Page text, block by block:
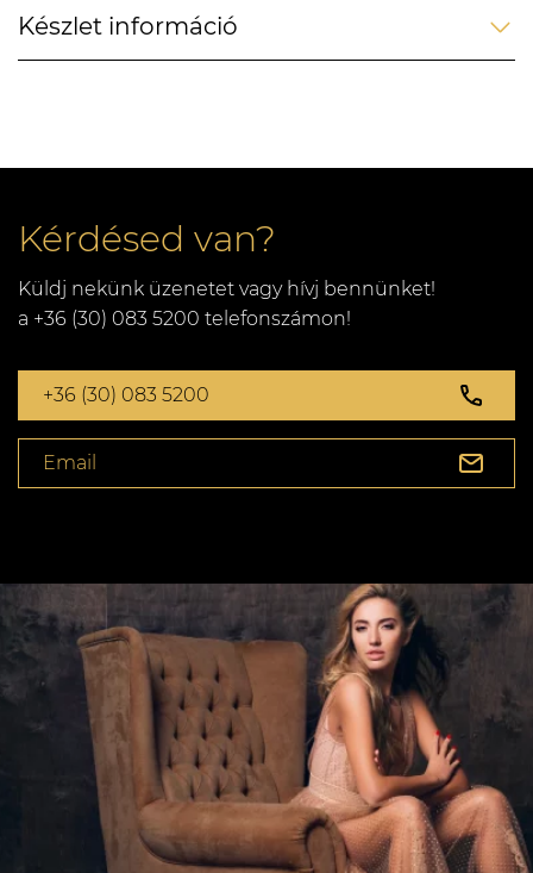
Készlet információ
Kérdésed van?
Küldj nekünk üzenetet vagy hívj bennünket!
a +36 (30) 083 5200 telefonszámon!
+36 (30) 083 5200
Email